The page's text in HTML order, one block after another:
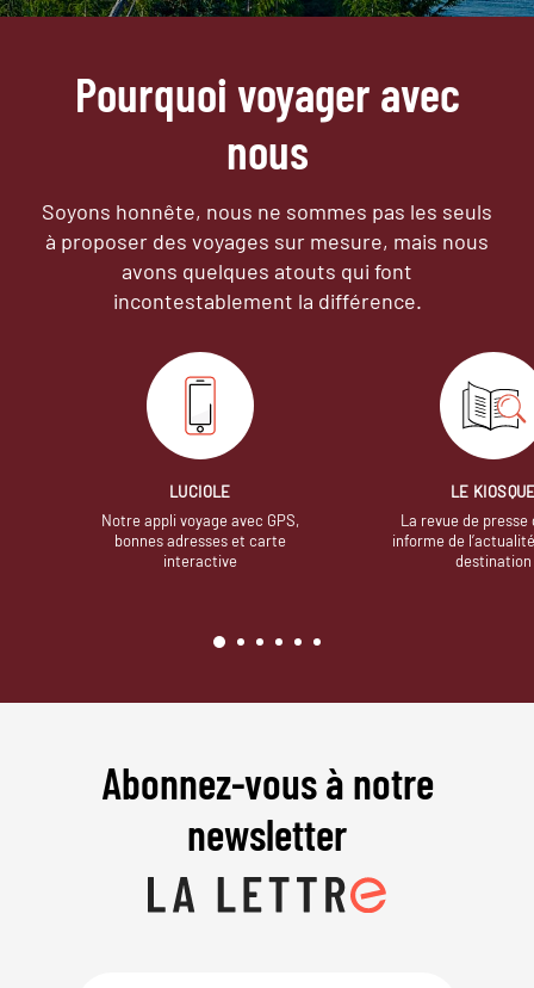
Pourquoi voyager avec
nous
Soyons honnête, nous ne sommes pas les seuls
à proposer des voyages sur mesure, mais nous
avons quelques atouts qui font
incontestablement la différence.
LUCIOLE
Notre appli voyage avec GPS,
bonnes adresses et carte
interactive
LE
La revue de presse
informe de
destination
Abonnez-vous à notre
newsletter